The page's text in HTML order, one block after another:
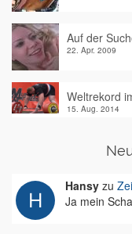
Auf der
22. Apr. 2009
Weltrekord
15. Aug. 2014
Hansy zu
Ja mein